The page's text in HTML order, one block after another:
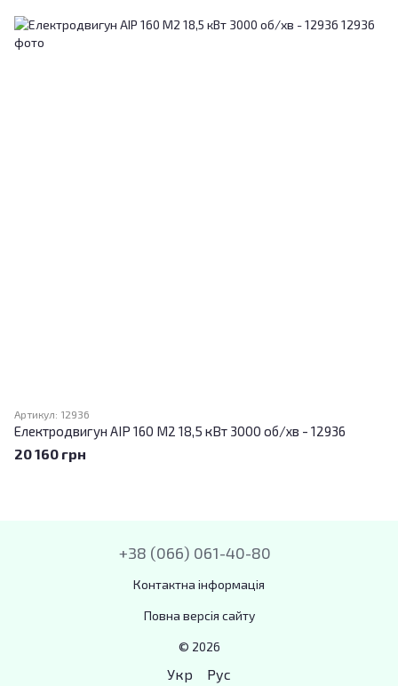
Артикул: 12936
Електродвигун АІР 160 M2 18,5 кВт 3000 об/хв - 12936
20 160 грн
+38 (066) 061-40-80
Контактна інформація
Повна версія сайту
© 2026
Укр Рус